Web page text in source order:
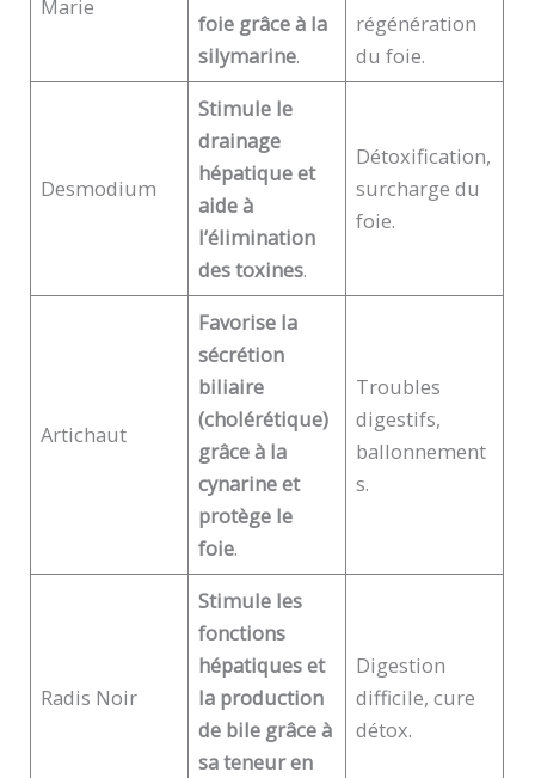
Marie
foie grâce à la
silymarine.
régénération
du foie.
Desmodium
Stimule le
drainage
hépatique et
aide à
l’élimination
des toxines.
Détoxification,
surcharge du
foie.
Artichaut
Favorise la
sécrétion
biliaire
(cholérétique)
grâce à la
cynarine et
protège le
foie.
Troubles
digestifs,
ballonnement
s.
Radis Noir
Stimule les
fonctions
hépatiques et
la production
de bile grâce à
sa teneur en
Digestion
difficile, cure
détox.